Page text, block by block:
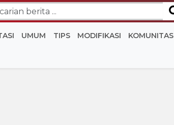
UMUM TIPS MODIFIKASI KOMUNITAS